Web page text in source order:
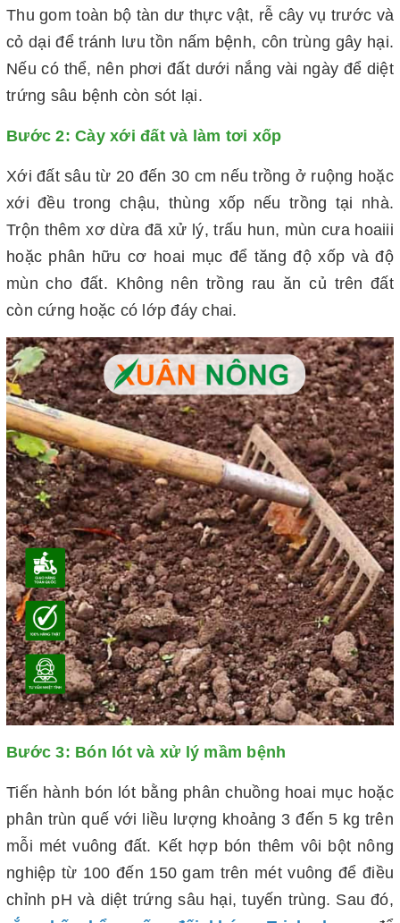
Thu gom toàn bộ tàn dư thực vật, rễ cây vụ trước và
cỏ dại để tránh lưu tồn nấm bệnh, côn trùng gây hại.
Nếu có thể, nên phơi đất dưới nắng vài ngày để diệt
trứng sâu bệnh còn sót lại.
Bước 2: Cày xới đất và làm tơi xốp
Xới đất sâu từ 20 đến 30 cm nếu trồng ở ruộng hoặc
xới đều trong chậu, thùng xốp nếu trồng tại nhà.
Trộn thêm xơ dừa đã xử lý, trấu hun, mùn cưa hoaiii
hoặc phân hữu cơ hoai mục để tăng độ xốp và độ
mùn cho đất. Không nên trồng rau ăn củ trên đất
còn cứng hoặc có lớp đáy chai.
Bước 3: Bón lót và xử lý mầm bệnh
Tiến hành bón lót bằng phân chuồng hoai mục hoặc
phân trùn quế với liều lượng khoảng 3 đến 5 kg trên
mỗi mét vuông đất. Kết hợp bón thêm vôi bột nông
nghiệp từ 100 đến 150 gam trên mét vuông để điều
chỉnh pH và diệt trứng sâu hại, tuyến trùng. Sau đó,